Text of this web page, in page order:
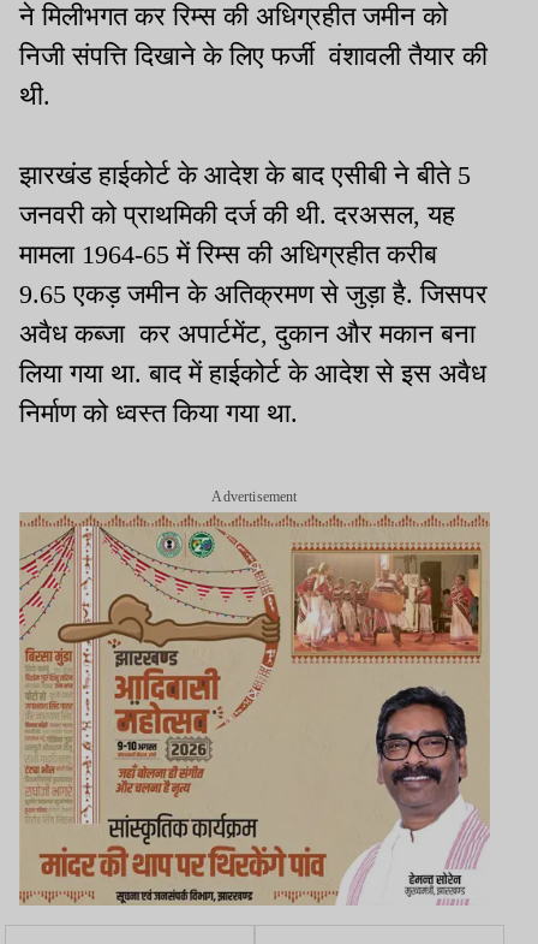
ने मिलीभगत कर रिम्स की अधिग्रहीत जमीन को
निजी संपत्ति दिखाने के लिए फर्जी वंशावली तैयार की
थी.
झारखंड हाईकोर्ट के आदेश के बाद एसीबी ने बीते 5
जनवरी को प्राथमिकी दर्ज की थी. दरअसल, यह
मामला 1964-65 में रिम्स की अधिग्रहीत करीब
9.65 एकड़ जमीन के अतिक्रमण से जुड़ा है. जिसपर
अवैध कब्जा कर अपार्टमेंट, दुकान और मकान बना
लिया गया था. बाद में हाईकोर्ट के आदेश से इस अवैध
निर्माण को ध्वस्त किया गया था.
Advertisement